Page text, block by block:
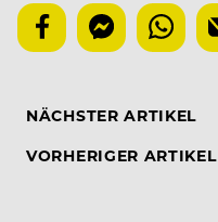
NÄCHSTER ARTIKEL
VORHERIGER ARTIKEL